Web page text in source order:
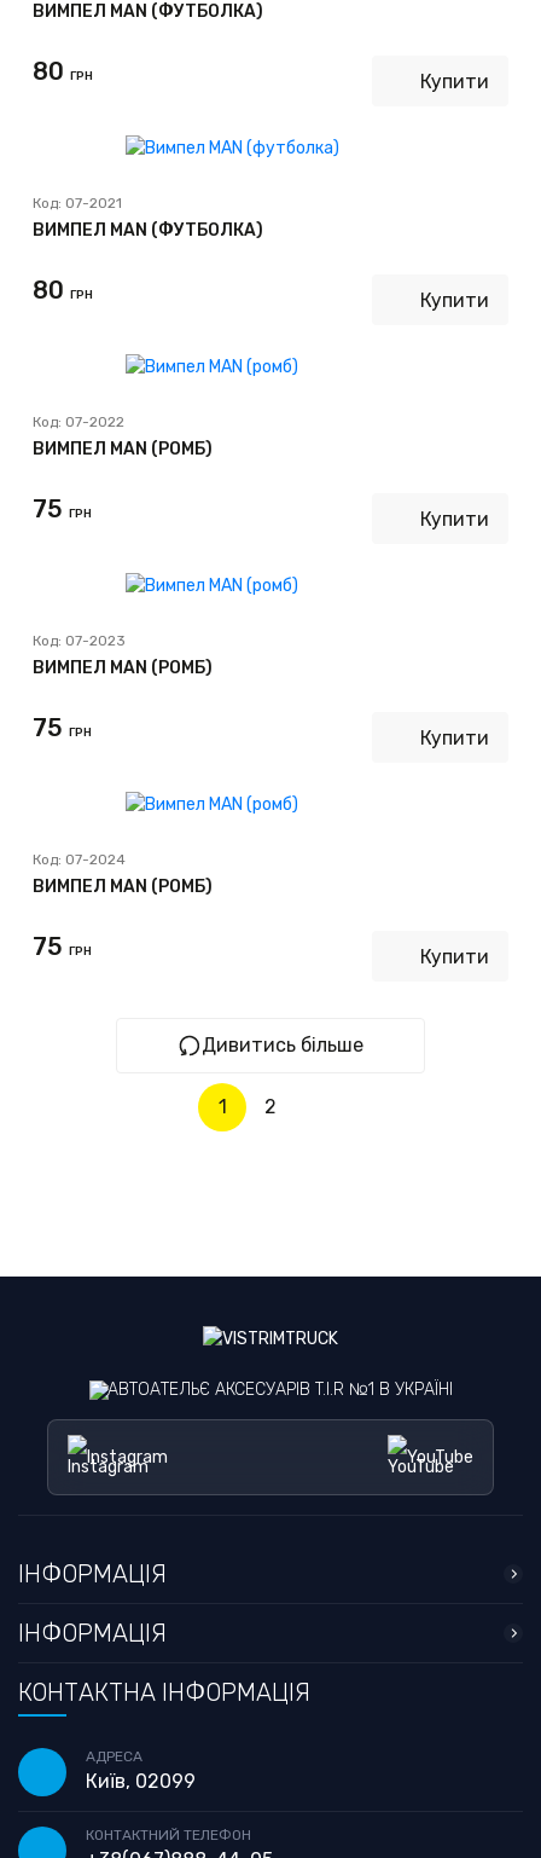
ВИМПЕЛ MAN (ФУТБОЛКА)
80 ГРН Купити
Код: 07-2021
ВИМПЕЛ MAN (ФУТБОЛКА)
80 ГРН Купити
Код: 07-2022
ВИМПЕЛ MAN (РОМБ)
75 ГРН Купити
Код: 07-2023
ВИМПЕЛ MAN (РОМБ)
75 ГРН Купити
Код: 07-2024
ВИМПЕЛ MAN (РОМБ)
75 ГРН Купити
Дивитись більше
1 2
АВТОАТЕЛЬЄ АКСЕСУАРІВ T.I.R №1 В УКРАЇНІ
Instagram YouTube
ІНФОРМАЦІЯ
ІНФОРМАЦІЯ
КОНТАКТНА ІНФОРМАЦІЯ
АДРЕСА
Київ, 02099
КОНТАКТНИЙ ТЕЛЕФОН